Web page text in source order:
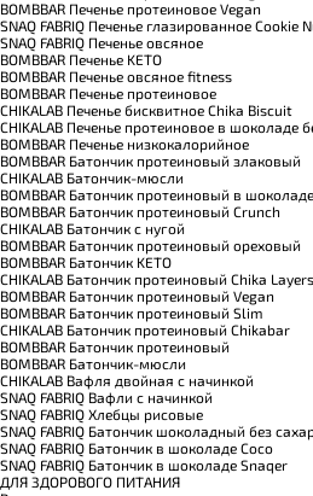
BOMBBAR Печенье протеиновое Vegan
SNAQ FABRIQ Печенье глазированное Cookie
SNAQ FABRIQ Печенье овсяное
BOMBBAR Печенье KETO
BOMBBAR Печенье овсяное fitness
BOMBBAR Печенье протеиновое
CHIKALAB Печенье бисквитное Chika Biscuit
CHIKALAB Печенье протеиновое в шоколаде
BOMBBAR Печенье низкокалорийное
BOMBBAR Батончик протеиновый злаковый
CHIKALAB Батончик-мюсли
BOMBBAR Батончик протеиновый в шоколаде
BOMBBAR Батончик протеиновый Crunch
CHIKALAB Батончик с нугой
BOMBBAR Батончик протеиновый ореховый
BOMBBAR Батончик KETO
CHIKALAB Батончик протеиновый Chika Layers
BOMBBAR Батончик протеиновый Vegan
BOMBBAR Батончик протеиновый Slim
CHIKALAB Батончик протеиновый Chikabar
BOMBBAR Батончик протеиновый
BOMBBAR Батончик-мюсли
CHIKALAB Вафля двойная с начинкой
SNAQ FABRIQ Вафли с начинкой
SNAQ FABRIQ Хлебцы рисовые
SNAQ FABRIQ Батончик шоколадный без
SNAQ FABRIQ Батончик в шоколаде Coco
SNAQ FABRIQ Батончик в шоколаде Snaqer
ДЛЯ ЗДОРОВОГО ПИТАНИЯ